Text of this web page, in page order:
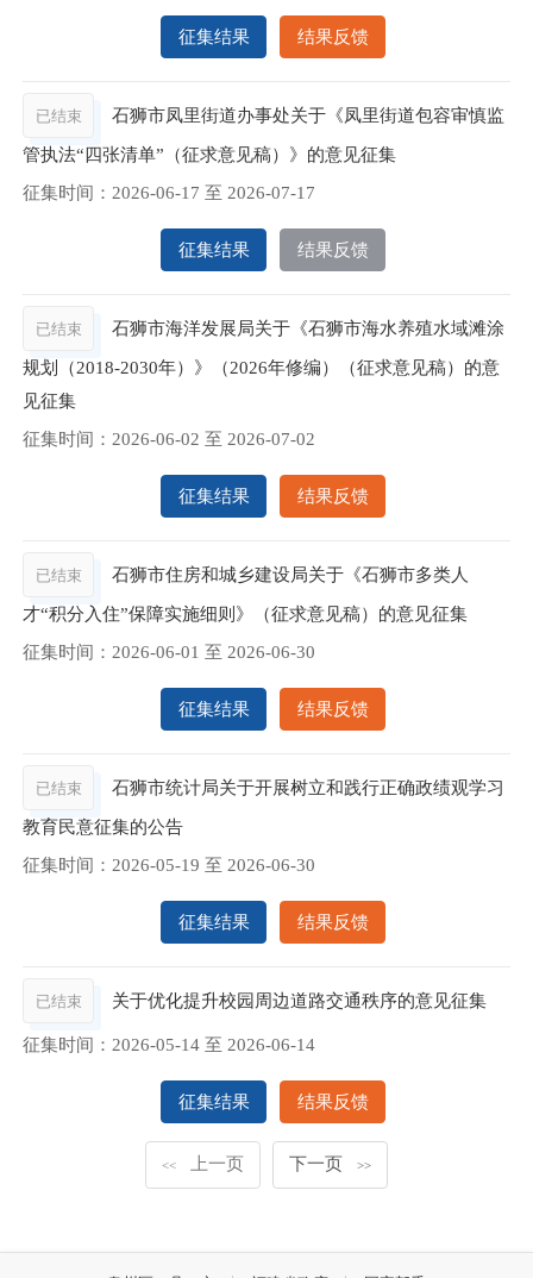
征集结果 结果反馈
已结束
石狮市凤里街道办事处关于《凤里街道包容审慎监
管执法“四张清单”（征求意见稿）》的意见征集
征集时间： 2026-06-17 至 2026-07-17
征集结果 结果反馈
已结束
石狮市海洋发展局关于《石狮市海水养殖水域滩涂
规划（2018-2030年）》（2026年修编）（征求意见稿）的意
见征集
征集时间： 2026-06-02 至 2026-07-02
征集结果 结果反馈
已结束
石狮市住房和城乡建设局关于《石狮市多类人
才“积分入住”保障实施细则》（征求意见稿）的意见征集
征集时间： 2026-06-01 至 2026-06-30
征集结果 结果反馈
已结束
石狮市统计局关于开展树立和践行正确政绩观学习
教育民意征集的公告
征集时间： 2026-05-19 至 2026-06-30
征集结果 结果反馈
已结束 关于优化提升校园周边道路交通秩序的意见征集
征集时间： 2026-05-14 至 2026-06-14
征集结果 结果反馈
<< 上一页 下一页 >>